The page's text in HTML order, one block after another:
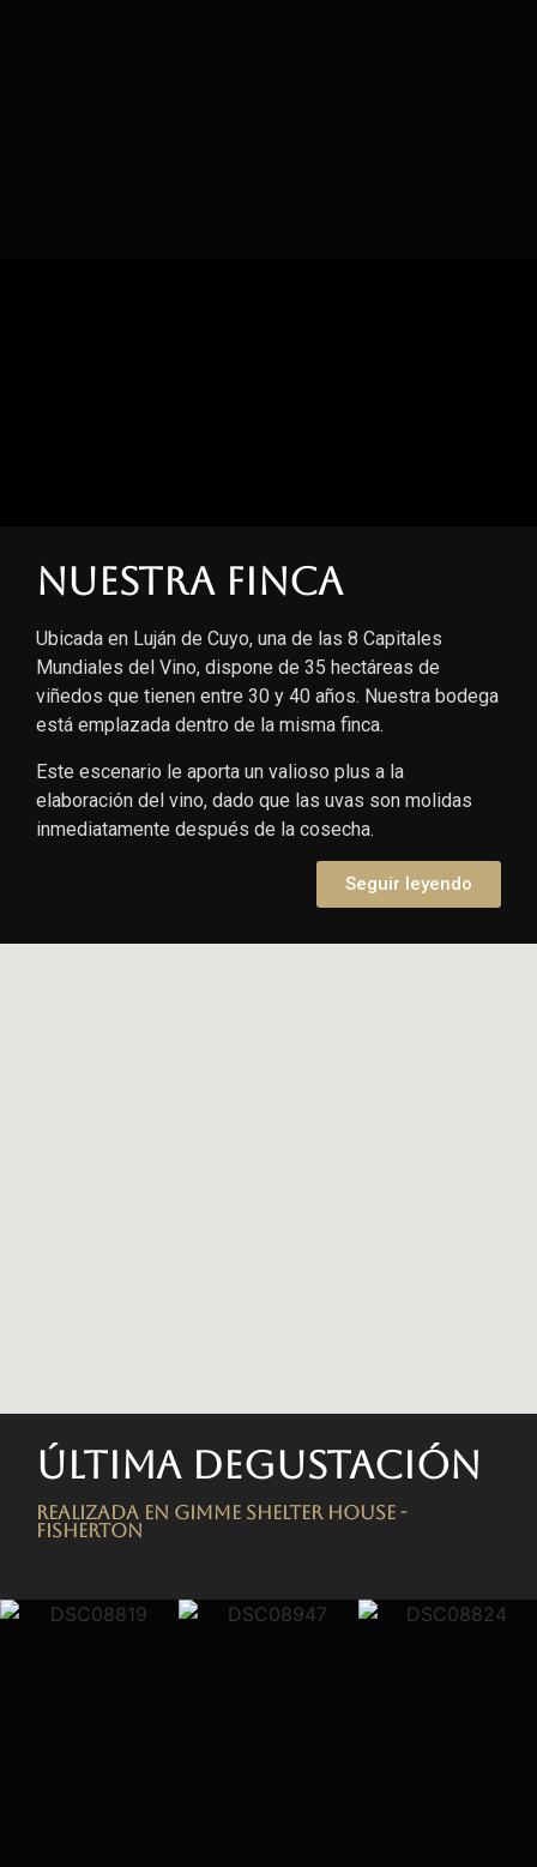
Nuestra finca
Ubicada en Luján de Cuyo, una de las 8 Capitales
Mundiales del Vino, dispone de 35 hectáreas de
viñedos que tienen entre 30 y 40 años. Nuestra bodega
está emplazada dentro de la misma finca.
Este escenario le aporta un valioso plus a la
elaboración del vino, dado que las uvas son molidas
inmediatamente después de la cosecha.
Seguir leyendo
Última degustación
Realizada en Gimme Shelter House -
FISHERTON